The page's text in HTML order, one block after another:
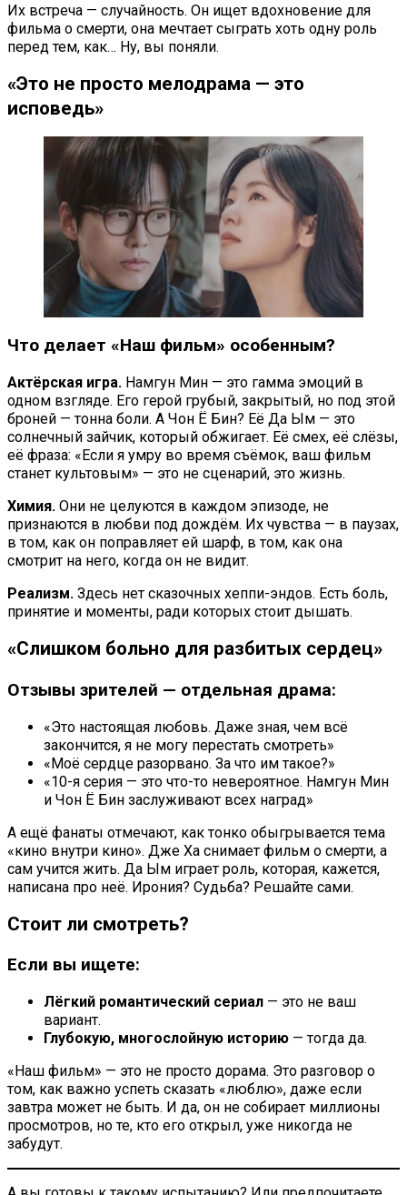
Их встреча — случайность. Он ищет вдохновение для
фильма о смерти, она мечтает сыграть хоть одну роль
перед тем, как… Ну, вы поняли.
«Это не просто мелодрама — это
исповедь»
Что делает «Наш фильм» особенным?
Актёрская игра. Намгун Мин — это гамма эмоций в
одном взгляде. Его герой грубый, закрытый, но под этой
броней — тонна боли. А Чон Ё Бин? Её Да Ым — это
солнечный зайчик, который обжигает. Её смех, её слёзы,
её фраза: «Если я умру во время съёмок, ваш фильм
станет культовым» — это не сценарий, это жизнь.
Химия. Они не целуются в каждом эпизоде, не
признаются в любви под дождём. Их чувства — в паузах,
в том, как он поправляет ей шарф, в том, как она
смотрит на него, когда он не видит.
Реализм. Здесь нет сказочных хеппи-эндов. Есть боль,
принятие и моменты, ради которых стоит дышать.
«Слишком больно для разбитых сердец»
Отзывы зрителей — отдельная драма:
«Это настоящая любовь. Даже зная, чем всё
закончится, я не могу перестать смотреть»
«Моё сердце разорвано. За что им такое?»
«10-я серия — это что-то невероятное. Намгун Мин
и Чон Ё Бин заслуживают всех наград»
А ещё фанаты отмечают, как тонко обыгрывается тема
«кино внутри кино». Дже Ха снимает фильм о смерти, а
сам учится жить. Да Ым играет роль, которая, кажется,
написана про неё. Ирония? Судьба? Решайте сами.
Стоит ли смотреть?
Если вы ищете:
Лёгкий романтический сериал — это не ваш
вариант.
Глубокую, многослойную историю — тогда да.
«Наш фильм» — это не просто дорама. Это разговор о
том, как важно успеть сказать «люблю», даже если
завтра может не быть. И да, он не собирает миллионы
просмотров, но те, кто его открыл, уже никогда не
забудут.